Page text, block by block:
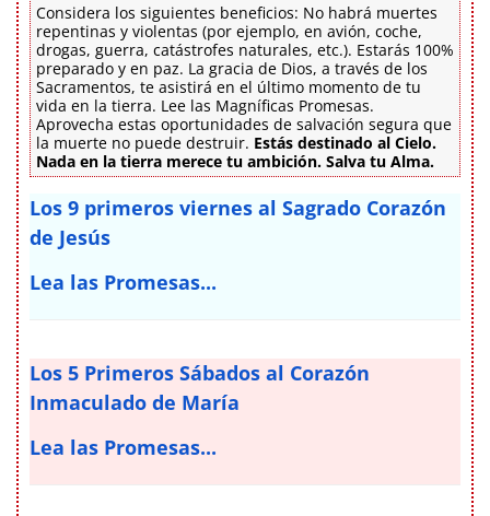
Considera los siguientes beneficios: No habrá muertes
repentinas y violentas (por ejemplo, en avión, coche,
drogas, guerra, catástrofes naturales, etc.). Estarás 100%
preparado y en paz. La gracia de Dios, a través de los
Sacramentos, te asistirá en el último momento de tu
vida en la tierra. Lee las Magníficas Promesas.
Aprovecha estas oportunidades de salvación segura que
la muerte no puede destruir. Estás destinado al Cielo.
Nada en la tierra merece tu ambición. Salva tu Alma.
Los 9 primeros viernes al Sagrado Corazón
de Jesús
Lea las Promesas...
Los 5 Primeros Sábados al Corazón
Inmaculado de María
Lea las Promesas...